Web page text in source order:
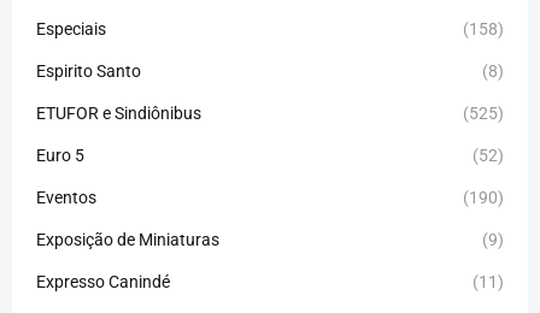
Especiais (158)
Espirito Santo (8)
ETUFOR e Sindiônibus (525)
Euro 5 (52)
Eventos (190)
Exposição de Miniaturas (9)
Expresso Canindé (11)